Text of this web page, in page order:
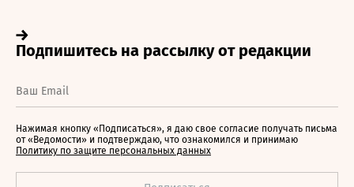
Нажимая кнопку «Подписаться», я даю свое согласие получать письма
от «Ведомости» и подтверждаю, что ознакомился и принимаю
Политику по защите персональных данных